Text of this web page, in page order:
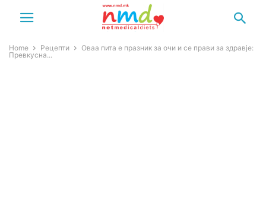
Home Рецепти
Oваа пита е празник за очи и се прави за здравје:
Превкусна...